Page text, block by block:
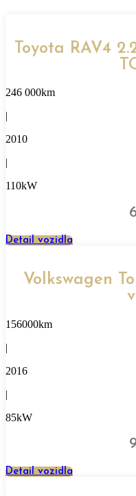
Toyota RAV4
246 000km
|
2010
|
110kW
Detail vozidla
Volkswagen
156000km
|
2016
|
85kW
Detail vozidla